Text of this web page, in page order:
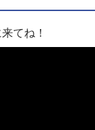
てね！